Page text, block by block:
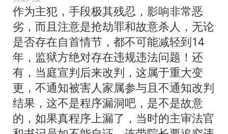
作为主犯，手段极其残忍，影响非常恶
劣，而且注意是抢劫罪和故意杀人，无论
是否存在自首情节，都不可能减轻到14
年，监狱方绝对存在违规违法问题！还
有，当庭宣判后来改判，这属于重大变
更，不通知被害人家属参与且不通知改判
结果，这不是程序漏洞吧，是不是故意
的，如果真程序上漏了，当时的主审法官